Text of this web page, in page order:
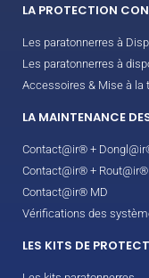
LA PROTECTION
Les paratonnerres à
Les paratonnerres à
Accessoires & Mise à la
LA MAINTENANCE
Contact@ir® +
Contact@ir® + Rout@ir®
Contact@ir® MD
Vérifications des
LES KITS DE